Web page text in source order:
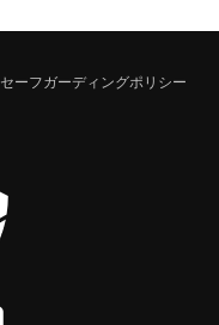
セーフガーディングポリシー